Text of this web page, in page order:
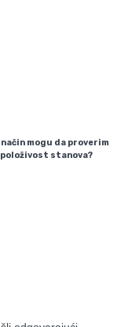
način mogu da proverim
stanova?